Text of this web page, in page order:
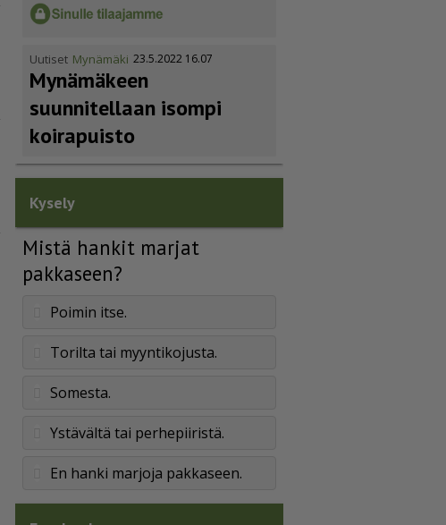
Uutiset Mynämäki 23.5.2022 16.07
Mynämäkeen
suunnitellaan isompi
koirapuisto
Kysely
Mistä hankit marjat
pakkaseen?
Poimin itse.
Torilta tai myyntikojusta.
Somesta.
Ystävältä tai perhepiiristä.
En hanki marjoja pakkaseen.